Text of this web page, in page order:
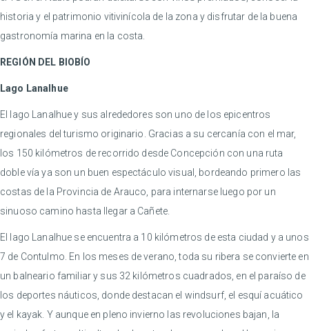
historia y el patrimonio vitivinícola de la zona y disfrutar de la buena
gastronomía marina en la costa.
REGIÓN DEL BIOBÍO
Lago Lanalhue
El lago Lanalhue y sus alrededores son uno de los epicentros
regionales del turismo originario. Gracias a su cercanía con el mar,
los 150 kilómetros de recorrido desde Concepción con una ruta
doble vía ya son un buen espectáculo visual, bordeando primero las
costas de la Provincia de Arauco, para internarse luego por un
sinuoso camino hasta llegar a Cañete.
El lago Lanalhue se encuentra a 10 kilómetros de esta ciudad y a unos
7 de Contulmo. En los meses de verano, toda su ribera se convierte en
un balneario familiar y sus 32 kilómetros cuadrados, en el paraíso de
los deportes náuticos, donde destacan el windsurf, el esquí acuático
y el kayak. Y aunque en pleno invierno las revoluciones bajan, la